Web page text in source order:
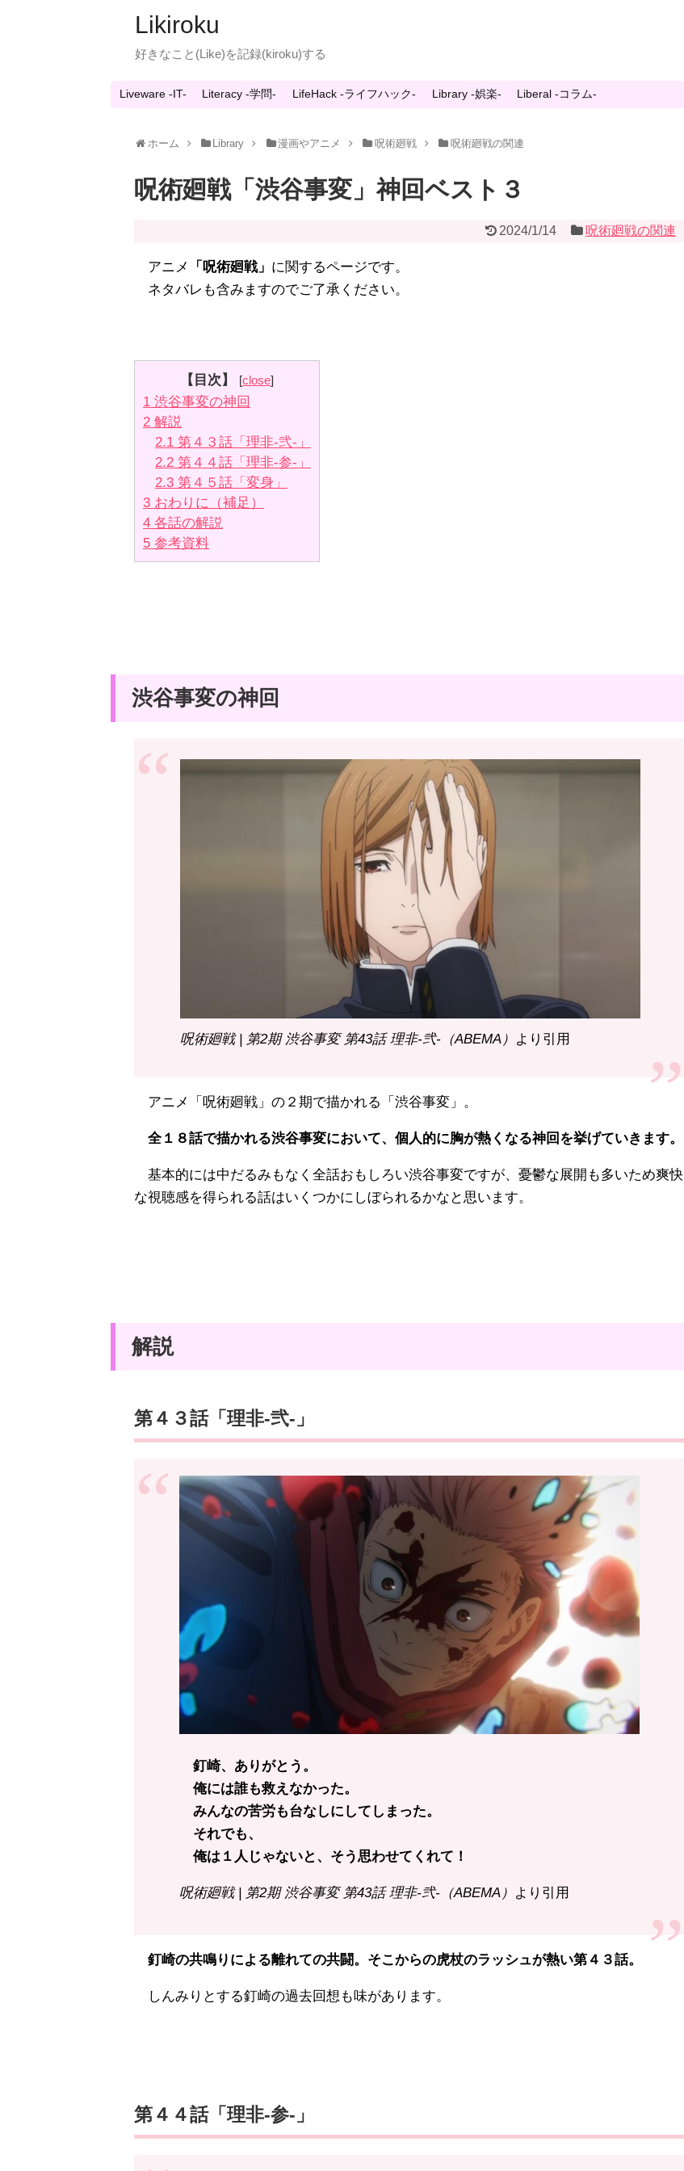
Likiroku
好きなこと(Like)を記録(kiroku)する
Liveware -IT- Literacy -学問- LifeHack -ライフハック- Library -娯楽- Liberal -コラム-
ホーム Library 漫画やアニメ 呪術廻戦 呪術廻戦の関連
呪術廻戦「渋谷事変」神回ベスト３
2024/1/14 呪術廻戦の関連
アニメ 「呪術廻戦」 に関するページです。
ネタバレも含みますのでご了承ください。
【目次】 [close]
1 渋谷事変の神回
2 解説
2.1 第４３話「理非-弐-」
2.2 第４４話「理非-参-」
2.3 第４５話「変身」
3 おわりに（補足）
4 各話の解説
5 参考資料
渋谷事変の神回
呪術廻戦 | 第2期 渋谷事変 第43話 理非-弐-（ABEMA） より引用
アニメ「呪術廻戦」の２期で描かれる「渋谷事変」。
全１８話で描かれる渋谷事変において、個人的に胸が熱くなる神回を挙げていきます。
基本的には中だるみもなく全話おもしろい渋谷事変ですが、憂鬱な展開も多いため爽快
な視聴感を得られる話はいくつかにしぼられるかなと思います。
解説
第４３話「理非-弐-」
釘崎、ありがとう。
俺には誰も救えなかった。
みんなの苦労も台なしにしてしまった。
それでも、
俺は１人じゃないと、そう思わせてくれて！
呪術廻戦 | 第2期 渋谷事変 第43話 理非-弐-（ABEMA） より引用
釘崎の共鳴りによる離れての共闘。そこからの虎杖のラッシュが熱い第４３話。
しんみりとする釘崎の過去回想も味があります。
第４４話「理非-参-」